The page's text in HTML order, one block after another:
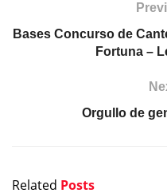
Bases Concurso de
Fortuna –
Orgullo de
Related Posts